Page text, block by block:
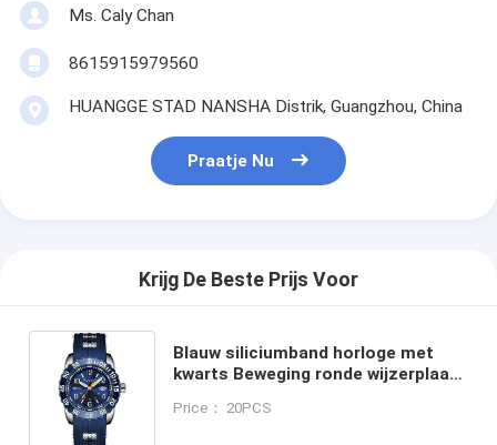
Ms. Caly Chan
8615915979560
HUANGGE STAD NANSHA Distrik, Guangzhou, China
Praatje Nu
Krijg De Beste Prijs Voor
Blauw siliciumband horloge met
kwarts Beweging ronde wijzerplaat
outdoor sport Comfortabel
Price： 20PCS